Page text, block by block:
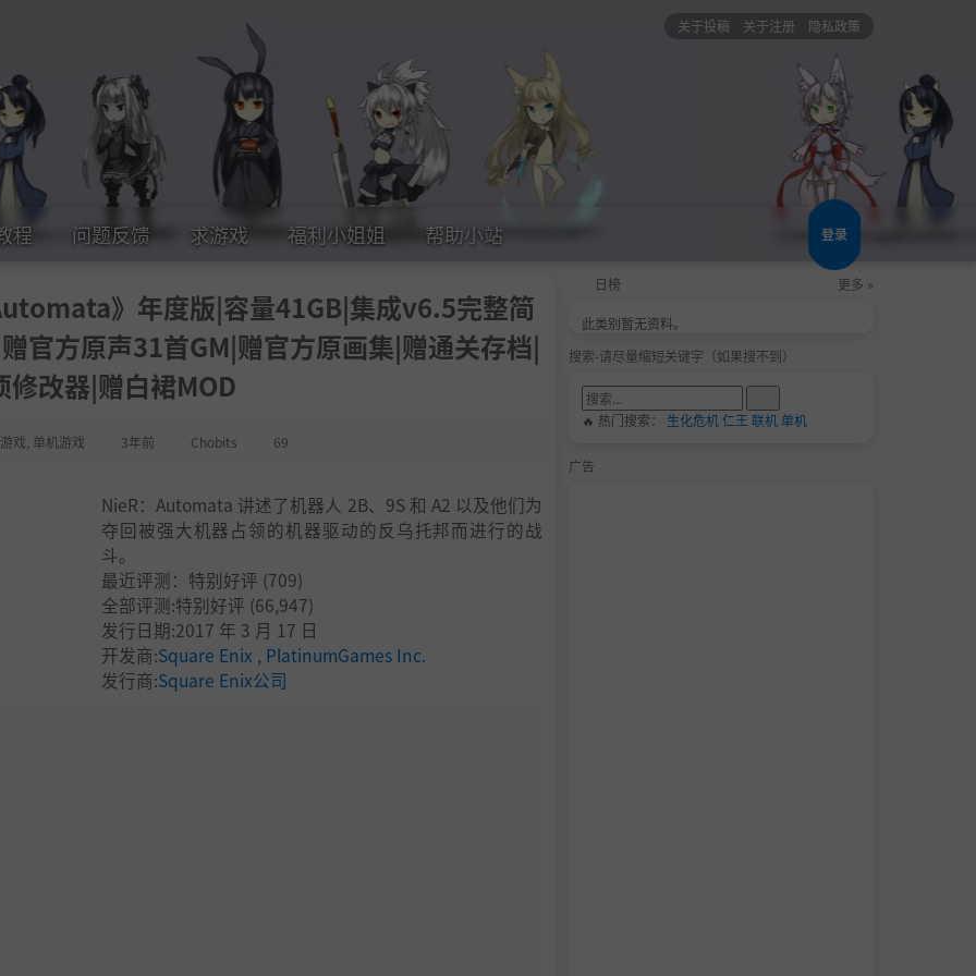
关于投稿 关于注册 隐私政策
程 问题反馈 求游戏 福利小姐姐 帮助小站 登录
》年度版|容量41GB|集成v6.5完整简
官方原声31首GM|赠官方原画集|赠通关存档|
修改器|赠白裙MOD
戏 单机游戏 3年前 Chobits 69
NieR：Automata 讲述了机器人 2B、9S 和 A2 以及他们为
夺回被强大机器占领的机器驱动的反乌托邦而进行的战
斗。
最近评测： 特别好评 (709)
全部评测:特别好评 (66,947)
发行日期:2017 年 3 月 17 日
开发商:Square Enix , PlatinumGames Inc.
发行商:Square Enix公司
日榜 更多 »
此类别暂无资料。
搜索-请尽量缩短关键字（如果搜不到）
🔥 热门搜索： 生化危机仁王 联机单机
广告